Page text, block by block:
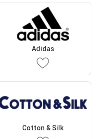
Adidas
Cotton & Silk